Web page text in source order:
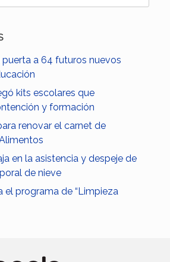
a 64 futuros nuevos
kits escolares que
y formación
renovar el carnet de
en la asistencia y despeje de
de nieve
el programa de “Limpieza